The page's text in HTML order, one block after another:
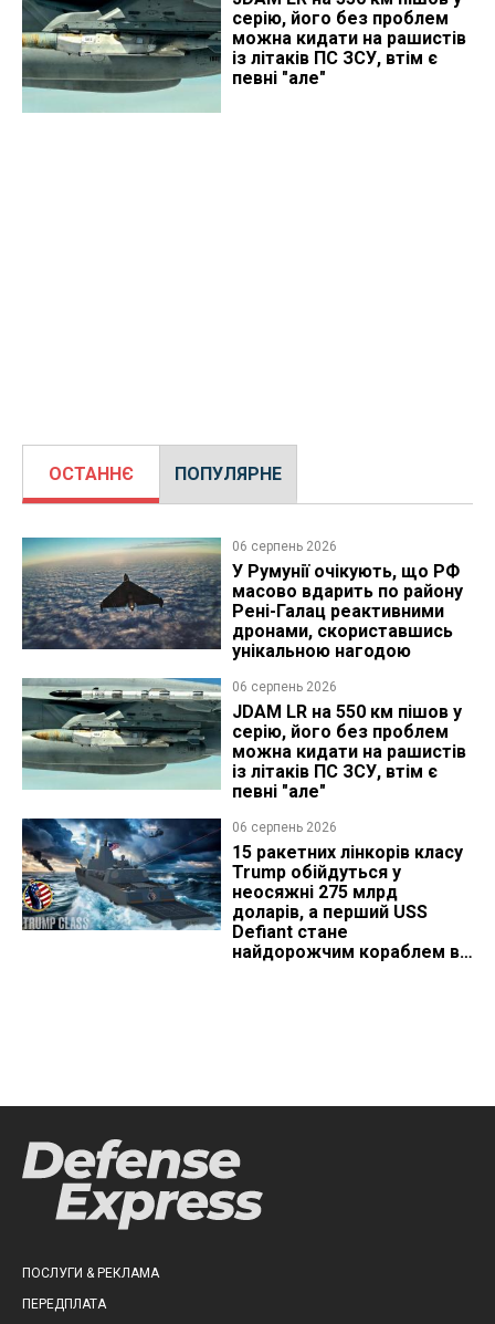
серію, його без проблем
можна кидати на рашистів
із літаків ПС ЗСУ, втім є
певні "але"
ОСТАННЄ ПОПУЛЯРНЕ
06 серпень 2026
У Румунії очікують, що РФ
масово вдарить по району
Рені-Галац реактивними
дронами, скориставшись
унікальною нагодою
06 серпень 2026
JDAM LR на 550 км пішов у
серію, його без проблем
можна кидати на рашистів
із літаків ПС ЗСУ, втім є
певні "але"
06 серпень 2026
15 ракетних лінкорів класу
Trump обійдуться у
неосяжні 275 млрд
доларів, а перший USS
Defiant стане
найдорожчим кораблем в
ПОСЛУГИ & РЕКЛАМА
ПЕРЕДПЛАТА